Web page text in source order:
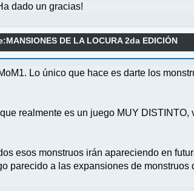
dado un gracias!
DE LA LOCURA 2da EDICIÓN
Lo único que hace es darte los
realmente es un juego MUY
esos monstruos irán apareciendo en
parecido a las expansiones de monstruos